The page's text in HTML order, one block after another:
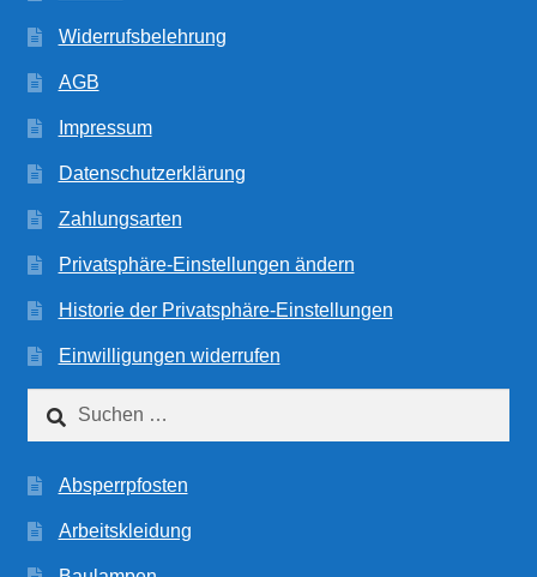
Widerrufsbelehrung
AGB
Impressum
Datenschutzerklärung
Zahlungsarten
Privatsphäre-Einstellungen ändern
Historie der Privatsphäre-Einstellungen
Einwilligungen widerrufen
Suchen
nach:
Absperrpfosten
Arbeitskleidung